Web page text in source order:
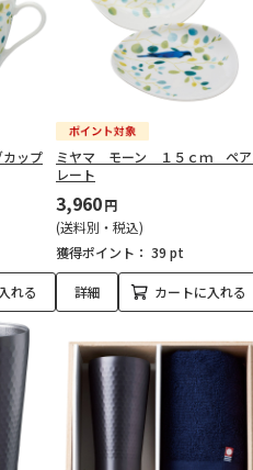
ップ
れる
ミヤマ モーン １５ｃｍ ペ
レート
3,960円
(送料別・税込)
獲得ポイント： 39 pt
詳細 カートに入れる